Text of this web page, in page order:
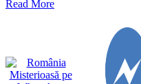
Read MoreRead
Internet
Explorer